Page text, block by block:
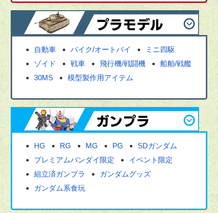
自動車 バイク/オートバイ
ミニ四駆
ゾイド
戦車 飛行機/戦闘機
船舶/戦艦
30MS
模型製作用アイテム
HG RG MG PG
SDガンダム
プレミアムバンダイ限定
イベント限定
組立済ガンプラ
ガンダムグッズ
ガンダム系食玩